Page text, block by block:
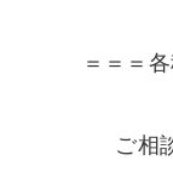
＝＝＝
ご相